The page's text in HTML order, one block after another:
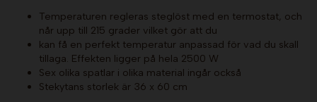
Temperaturen regleras steglöst med en termostat, och
når upp till 215 grader vilket gör att du
kan få en perfekt temperatur anpassad för vad du skall
tillaga. Effekten ligger på hela 2500 W
Sex olika spatlar i olika material ingår också
Stekytans storlek är 36 x 60 cm